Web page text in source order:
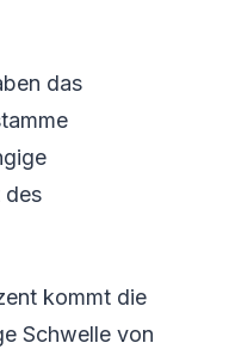
das
des
kommt die
Schwelle von